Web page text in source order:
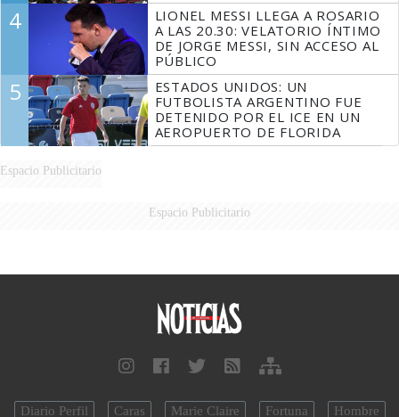
4
LIONEL MESSI LLEGA A ROSARIO
A LAS 20.30: VELATORIO ÍNTIMO
DE JORGE MESSI, SIN ACCESO AL
PÚBLICO
5
ESTADOS UNIDOS: UN
FUTBOLISTA ARGENTINO FUE
DETENIDO POR EL ICE EN UN
AEROPUERTO DE FLORIDA
Espacio Publicitario
Espacio Publicitario
Diario Perfil Caras Marie Claire Fortuna Hombre